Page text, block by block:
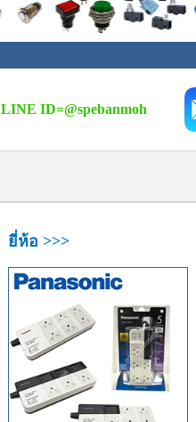
LINE ID=@spebanmoh
ยี่ห้อ >>>